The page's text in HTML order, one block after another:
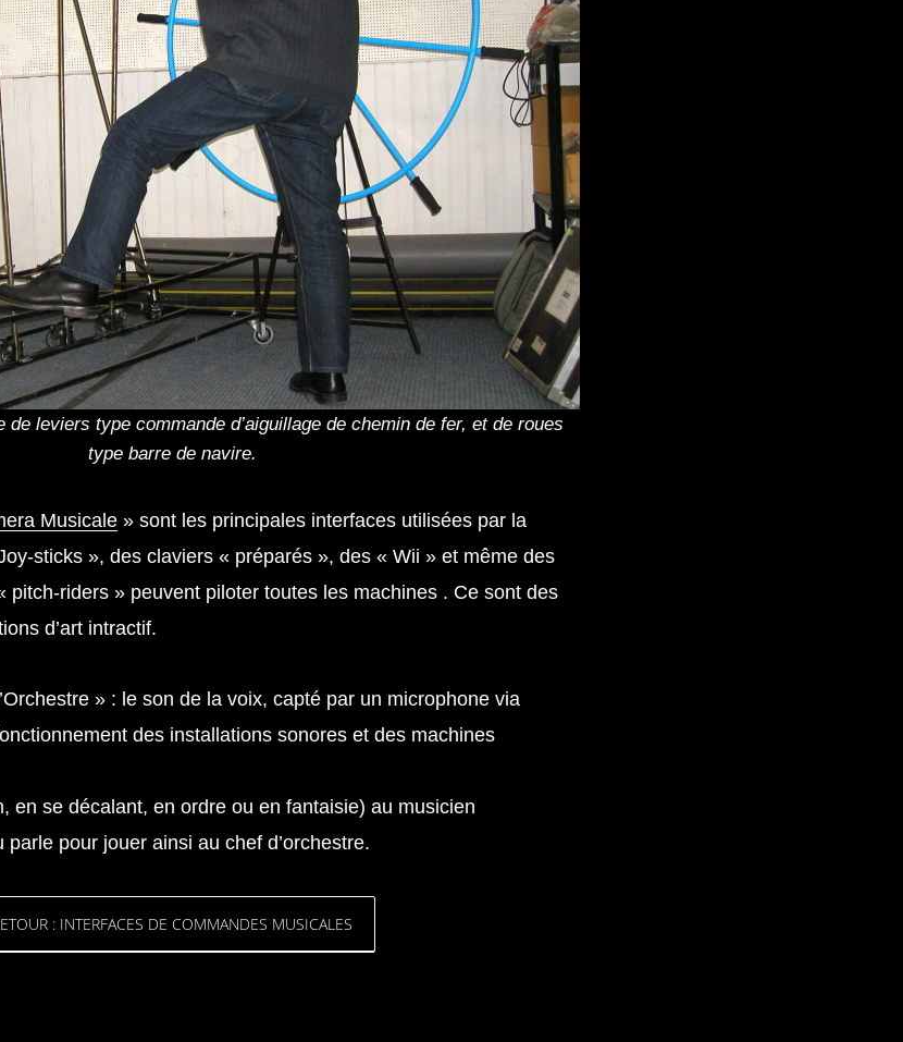
de leviers type commande d’aiguillage de chemin de fer, et de roues
type barre de navire.
Musicale » sont les principales interfaces utilisées par la
sticks », des claviers « préparés », des « Wii » et même des
pitch-riders » peuvent piloter toutes les machines . Ce sont des
d’art intractif.
» : le son de la voix, capté par un microphone via
des installations sonores et des machines
en se décalant, en ordre ou en fantaisie) au musicien
pour jouer ainsi au chef d’orchestre.
: INTERFACES DE COMMANDES MUSICALES